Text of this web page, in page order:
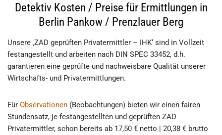
Detektiv Kosten / Preise für Ermittlungen in
Berlin Pankow / Prenzlauer Berg
Unsere ‚ZAD geprüften Privatermittler – IHK‘ sind in Vollzeit
festangestellt und arbeiten nach DIN SPEC 33452, d.h.
garantieren eine geprüfte und nachweisbare Qualität unserer
Wirtschafts- und Privatermittlungen.
Für Observationen (Beobachtungen) bieten wir einen fairen
Stundensatz, je festangestellten und geprüften ZAD
Privatermittler, schon bereits ab 17,50 € netto | 20,38 € brutto